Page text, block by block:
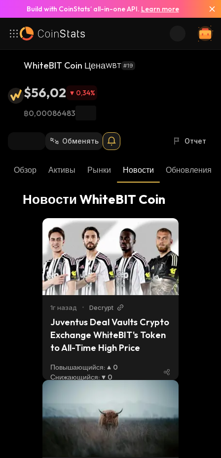
Build with CoinStats’ all-in-one API. Learn more
WhiteBIT Coin ЦенаWBT #19
$56,02 0,34%
฿0,00086483
Обменять Отчет
Обзор Активы Рынки Новости Обновления
Новости WhiteBIT Coin
Смотреть все новости
1г назад • Decrypt
Juventus Deal Vaults Crypto
Exchange WhiteBIT's Token
to All-Time High Price
Повышающийся:
0
Снижающийся: 0